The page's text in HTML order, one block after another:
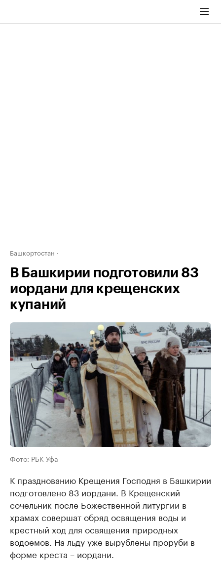
Башкортостан
В Башкирии подготовили 83
иордани для крещенских
купаний
Фото: РБК Уфа
К празднованию Крещения Господня в Башкирии
подготовлено 83 иордани. В Крещенский
сочельник после Божественной литургии в
храмах совершат обряд освящения воды и
крестный ход для освящения природных
водоемов. На льду уже вырублены проруби в
форме креста – иордани.